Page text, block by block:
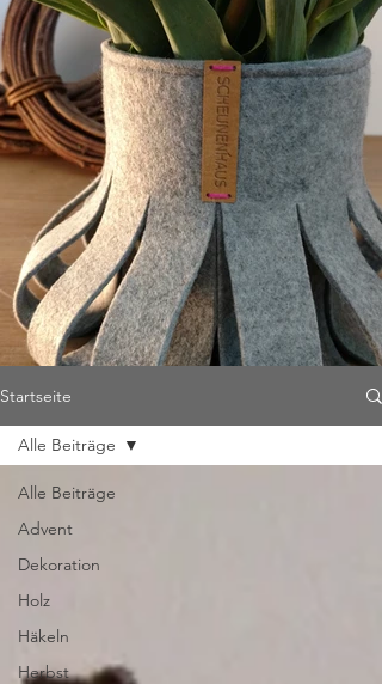
Startseite
Alle Beiträge
Advent
Dekoration
Holz
Häkeln
Herbst
Alle Beiträge